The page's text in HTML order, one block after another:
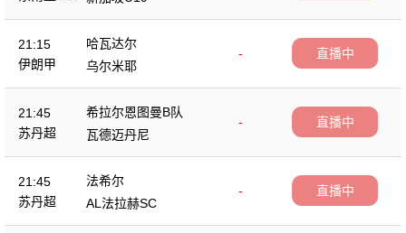
21:15
伊朗甲
哈瓦达尔
-
乌尔米耶
直播中
21:45
苏丹超
希拉尔恩图曼B队
-
瓦德迈丹尼
直播中
21:45
苏丹超
法希尔
-
AL法拉赫SC
直播中